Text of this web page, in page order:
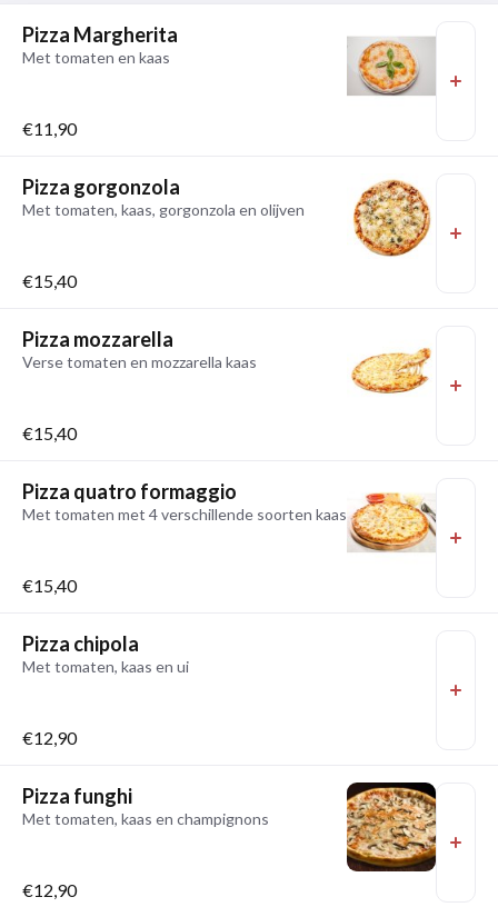
Pizza Margherita
Met tomaten en kaas
€11,90
Pizza gorgonzola
Met tomaten, kaas, gorgonzola en olijven
€15,40
Pizza mozzarella
Verse tomaten en mozzarella kaas
€15,40
Pizza quatro formaggio
Met tomaten met 4 verschillende soorten kaas
€15,40
Pizza chipola
Met tomaten, kaas en ui
€12,90
Pizza funghi
Met tomaten, kaas en champignons
€12,90